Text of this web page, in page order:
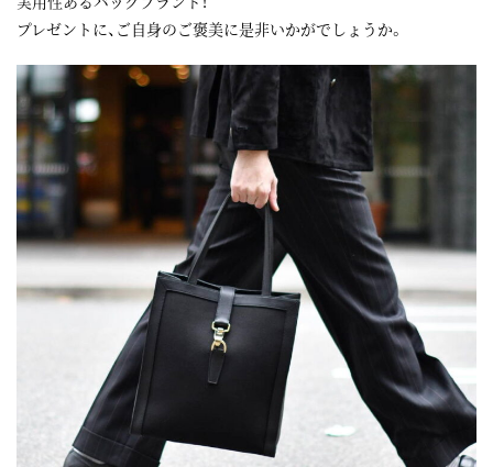
プレゼントに、ご自身のご褒美に是非いかがでしょうか。